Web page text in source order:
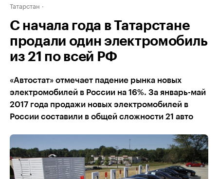
Татарстан
С начала года в Татарстане
продали один электромобиль
из 21 по всей РФ
«Автостат» отмечает падение рынка новых
электромобилей в России на 16%. За январь-май
2017 года продажи новых электромобилей в
России составили в общей сложности 21 авто